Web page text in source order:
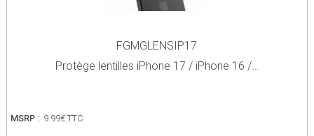
FGMGLENSIP17
Protège lentilles iPhone 17 / iPhone 16 /…
MSRP : 9.99€ TTC